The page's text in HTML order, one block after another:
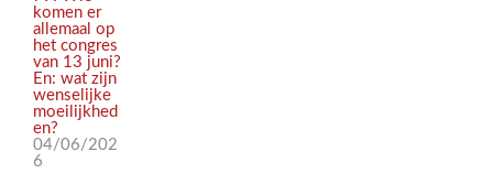
komen er
allemaal op
het congres
van 13 juni?
En: wat zijn
wenselijke
moeilijkhed
en?
04/06/202
6